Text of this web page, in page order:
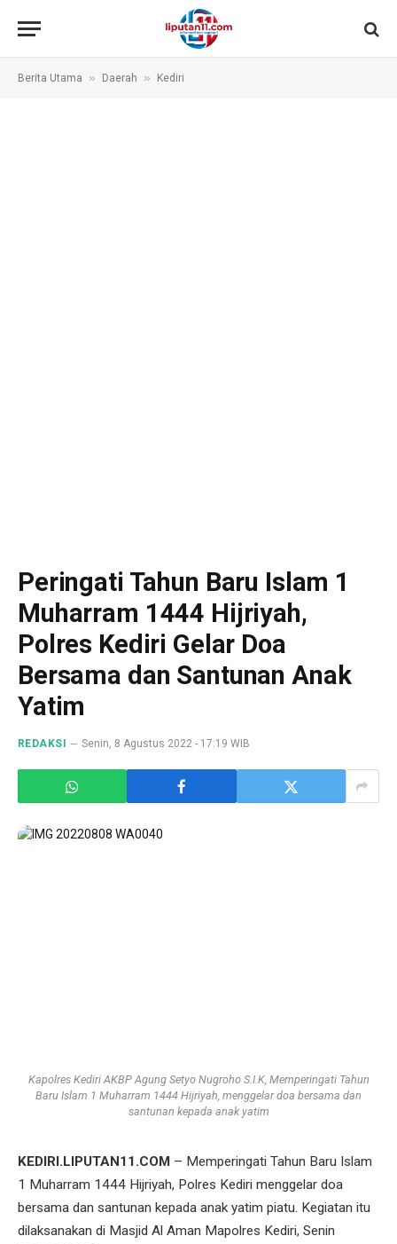
Berita Utama » Daerah » Kediri
Peringati Tahun Baru Islam 1
Muharram 1444 Hijriyah,
Polres Kediri Gelar Doa
Bersama dan Santunan Anak
Yatim
REDAKSI Senin, 8 Agustus 2022 - 17:19 WIB
Kapolres Kediri AKBP Agung Setyo Nugroho S.I.K, Memperingati Tahun
Baru Islam 1 Muharram 1444 Hijriyah, menggelar doa bersama dan
santunan kepada anak yatim
KEDIRI.LIPUTAN11.COM – Memperingati Tahun Baru Islam
1 Muharram 1444 Hijriyah, Polres Kediri menggelar doa
bersama dan santunan kepada anak yatim piatu. Kegiatan itu
dilaksanakan di Masjid Al Aman Mapolres Kediri, Senin